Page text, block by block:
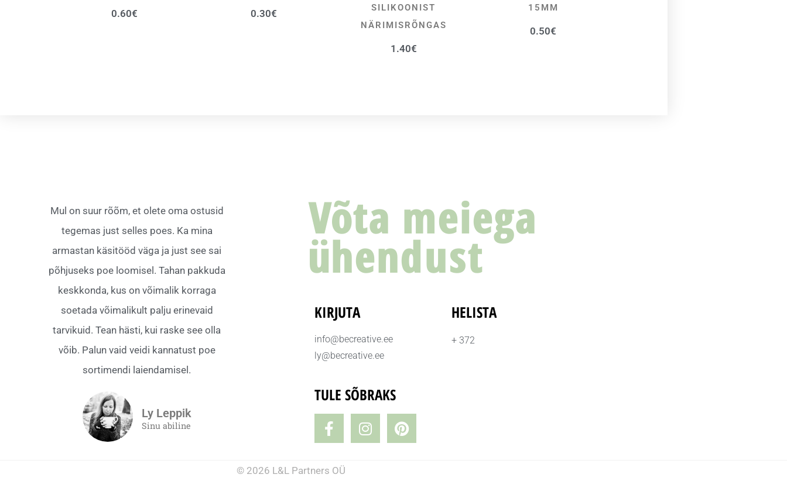
0.60€ 0.30€
SILIKOONIST
NÄRIMISRÕNGAS
1.40€
15MM
0.50€
Mul on suur rõõm, et olete oma ostusid
tegemas just selles poes. Ka mina
armastan käsitööd väga ja just see sai
põhjuseks poe loomisel. Tahan pakkuda
keskkonda, kus on võimalik korraga
soetada võimalikult palju erinevaid
tarvikuid. Tean hästi, kui raske see olla
võib. Palun vaid veidi kannatust poe
sortimendi laiendamisel.
Ly Leppik
Sinu abiline
Võta meiega
ühendust
KIRJUTA
info@becreative.ee
ly@becreative.ee
HELISTA
+ 372
TULE SÕBRAKS
© 2026 L&L Partners OÜ